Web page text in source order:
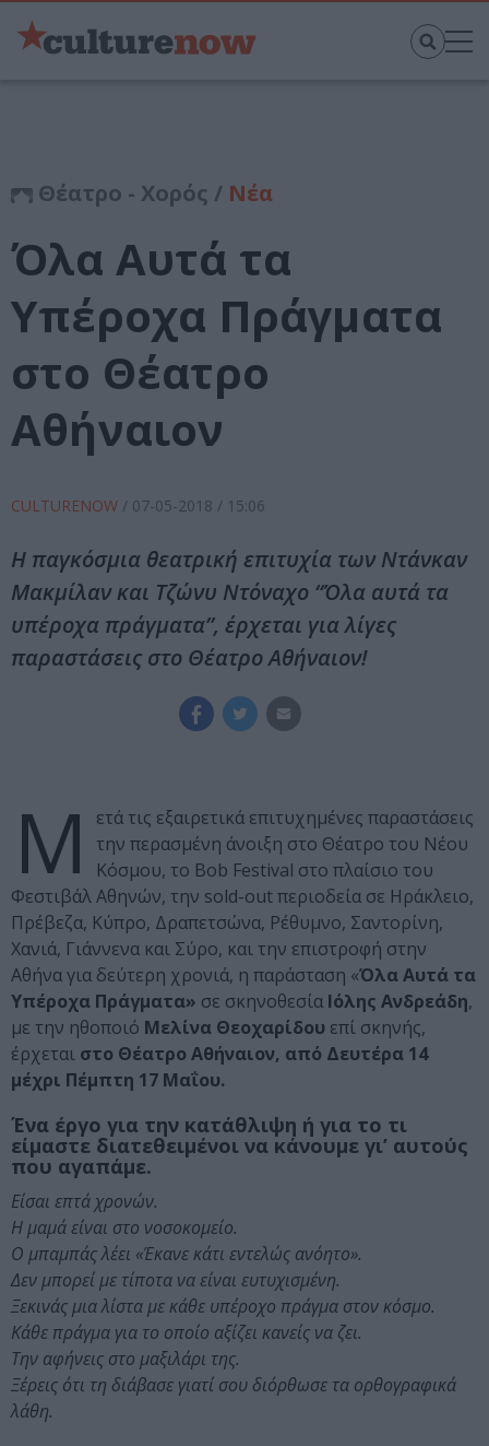
Θέατρο - Χορός / Νέα
Όλα Αυτά τα
Υπέροχα Πράγματα
στο Θέατρο
Αθήναιον
CULTURENOW / 07-05-2018 / 15:06
Η παγκόσμια θεατρική επιτυχία των Ντάνκαν
Μακμίλαν και Τζώνυ Ντόναχο “Όλα αυτά τα
υπέροχα πράγματα”, έρχεται για λίγες
παραστάσεις στο Θέατρο Αθήναιον!
Μ
ετά τις εξαιρετικά επιτυχημένες παραστάσεις
την περασμένη άνοιξη στο Θέατρο του Νέου
Κόσμου, το Bob Festival στο πλαίσιο του
Φεστιβάλ Αθηνών, την sold-out περιοδεία σε Ηράκλειο,
Πρέβεζα, Κύπρο, Δραπετσώνα, Ρέθυμνο, Σαντορίνη,
Χανιά, Γιάννενα και Σύρο, και την επιστροφή στην
Αθήνα για δεύτερη χρονιά, η παράσταση «Όλα Αυτά τα
Υπέροχα Πράγματα» σε σκηνοθεσία Ιόλης Ανδρεάδη,
με την ηθοποιό Μελίνα Θεοχαρίδου επί σκηνής,
έρχεται στο Θέατρο Αθήναιον, από Δευτέρα 14
μέχρι Πέμπτη 17 Μαΐου.
Ένα έργο για την κατάθλιψη ή για το τι
είμαστε διατεθειμένοι να κάνουμε γι’ αυτούς
που αγαπάμε.
Είσαι επτά χρονών.
Η μαμά είναι στο νοσοκομείο.
Ο μπαμπάς λέει «Έκανε κάτι εντελώς ανόητο».
Δεν μπορεί με τίποτα να είναι ευτυχισμένη.
Ξεκινάς μια λίστα με κάθε υπέροχο πράγμα στον κόσμο.
Κάθε πράγμα για το οποίο αξίζει κανείς να ζει.
Την αφήνεις στο μαξιλάρι της.
Ξέρεις ότι τη διάβασε γιατί σου διόρθωσε τα ορθογραφικά
λάθη.